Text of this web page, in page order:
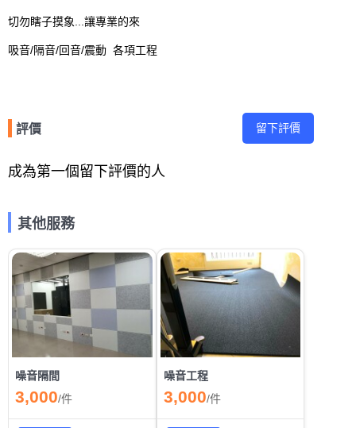
切勿瞎子摸象...讓專業的來
評價 留下評價
成為第一個留下評價的人
其他服務
噪音隔間
3,000/件
噪音工程
3,000/件